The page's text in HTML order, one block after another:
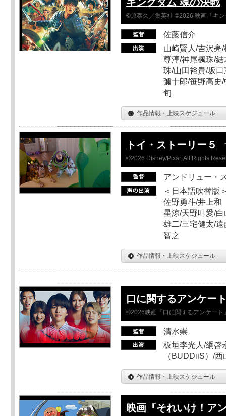
©原泰久／集英社 ©2026 映画「キ
佐藤信介
山崎賢人/吉沢亮
尊淳/神尾楓珠/
珠/山田裕貴/坂
彌十郎/笹野高史
旬
作品情報・上映スケジュール
トイ・ストーリー５
©2026 Disney/Pixar. All Rights
アンドリュー・
＜日本語吹替版
佐野勇斗/井上和
星涼/天野叶愛/
雄二/三宅健太/
智之
作品情報・上映スケジュール
口に関するアンケー
©2026映画「口に関するアンケート
清水崇
板垣李光人/綱啓
（BUDDiiS）/
作品情報・上映スケジュール
映画『それいけ！ア